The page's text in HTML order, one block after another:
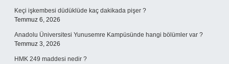
Keçi işkembesi düdüklüde kaç dakikada pişer ?
Temmuz 6, 2026
Anadolu Üniversitesi Yunusemre Kampüsünde hangi bölümler var ?
Temmuz 3, 2026
HMK 249 maddesi nedir ?